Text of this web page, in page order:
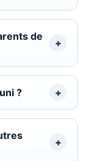
de
?